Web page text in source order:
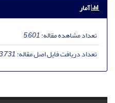
آمار
تعداد مشاهده مقاله:5,601
تعداد دریافت فایل اصل مقاله: